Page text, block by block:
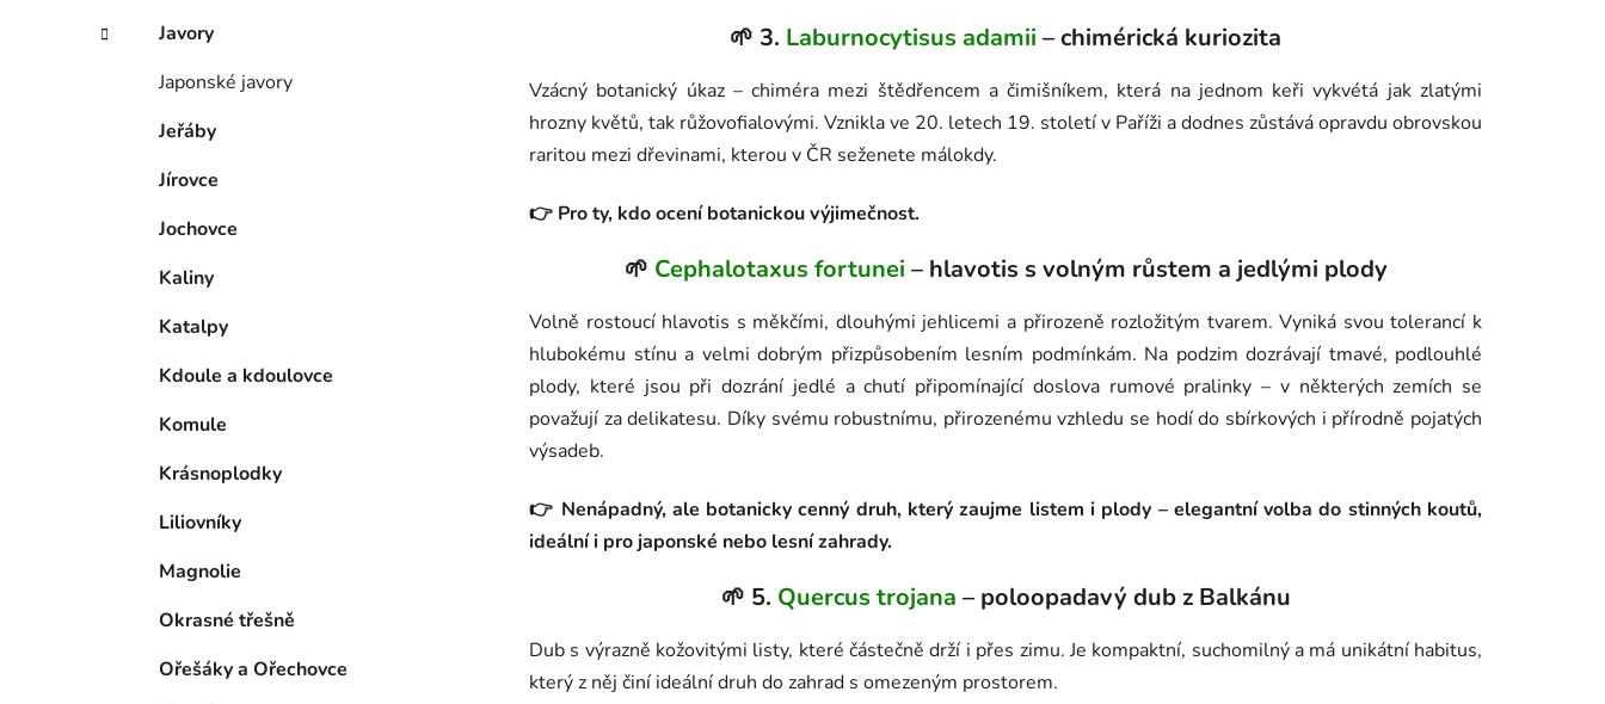
Javory
Japonské javory
Jeřáby
Jírovce
Jochovce
Kaliny
Katalpy
Kdoule a kdoulovce
Komule
Krásnoplodky
Liliovníky
Magnolie
Okrasné třešně
Ořešáky a Ořechovce
🌱 3. Laburnocytisus adamii – chimérická kuriozita
Vzácný botanický úkaz – chiméra mezi štědřencem a čimišníkem, která na jednom keři vykvétá jak zlatými
hrozny květů, tak růžovofialovými. Vznikla ve 20. letech 19. století v Paříži a dodnes zůstává opravdu obrovskou
raritou mezi dřevinami, kterou v ČR seženete málokdy.
👉 Pro ty, kdo ocení botanickou výjimečnost.
🌱 Cephalotaxus fortunei – hlavotis s volným růstem a jedlými plody
Volně rostoucí hlavotis s měkčími, dlouhými jehlicemi a přirozeně rozložitým tvarem. Vyniká svou tolerancí k
hlubokému stínu a velmi dobrým přizpůsobením lesním podmínkám. Na podzim dozrávají tmavé, podlouhlé
plody, které jsou při dozrání jedlé a chutí připomínající doslova rumové pralinky – v některých zemích se
považují za delikatesu. Díky svému robustnímu, přirozenému vzhledu se hodí do sbírkových i přírodně pojatých
výsadeb.
👉 Nenápadný, ale botanicky cenný druh, který zaujme listem i plody –elegantní volba do stinných koutů,
ideální i pro japonské nebo lesní zahrady.
🌱 5. Quercus trojana – poloopadavý dub z Balkánu
Dub s výrazně kožovitými listy, které částečně drží i přes zimu. Je kompaktní, suchomilný a má unikátní habitus,
který z něj činí ideální druh do zahrad s omezeným prostorem.